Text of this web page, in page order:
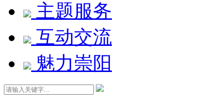
主题服务
互动交流
魅力崇阳